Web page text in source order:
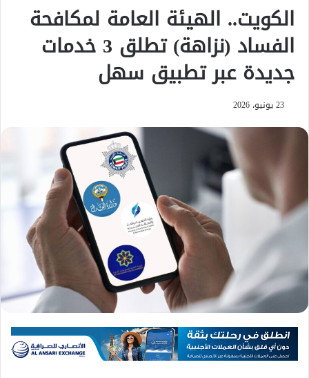
الكويت.. الهيئة العامة لمكافحة
الفساد (نزاهة) تطلق 3 خدمات
جديدة عبر تطبيق سهل
23 يونيو، 2026